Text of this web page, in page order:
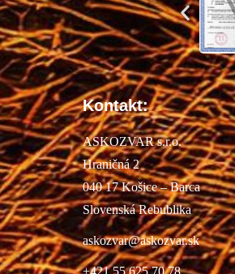
Kontakt:
ASKOZVAR s.r.o.
Hraničná 2
040 17 Košice – Barca
Slovenská Rebublika
askozvar@askozvar.sk
+421 55 625 70 78